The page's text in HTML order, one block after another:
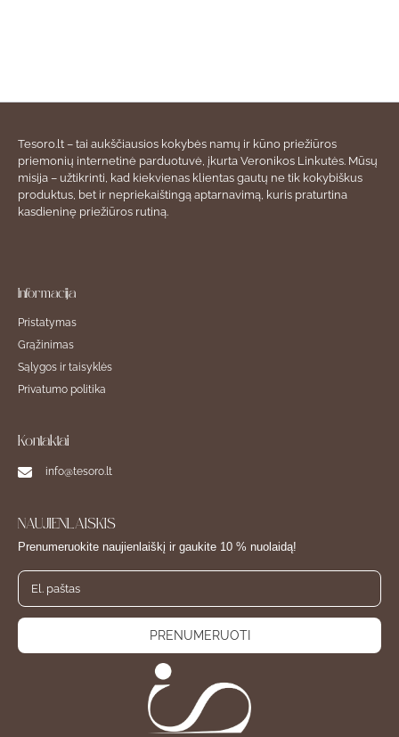
Tesoro.lt – tai aukščiausios kokybės namų ir kūno priežiūros
priemonių internetinė parduotuvė, įkurta Veronikos Linkutės. Mūsų
misija – užtikrinti, kad kiekvienas klientas gautų ne tik kokybiškus
produktus, bet ir nepriekaištingą aptarnavimą, kuris praturtina
kasdieninę priežiūros rutiną.
Informacija
Pristatymas
Grąžinimas
Sąlygos ir taisyklės
Privatumo politika
Kontaktai
info@tesoro.lt
NAUJIENLAIŠKIS
Prenumeruokite naujienlaiškį ir gaukite 10 % nuolaidą!
PRENUMERUOTI